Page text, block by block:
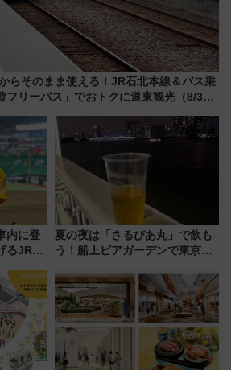
らそのまま使える！JR石北本線＆バス乗
フリーパス」でおトクに道東観光（8/3発
内に登
るJR九
ホーク
夏の夜は「さるびあ丸」で飲も
う！船上ビアガーデンで東京湾
杯……工場直送生ビールや島グ
ルメが美味い